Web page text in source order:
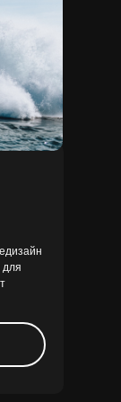
но самое
для